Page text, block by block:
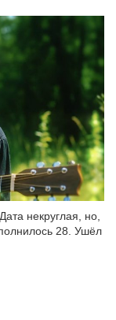
некруглая, но,
28. Ушёл